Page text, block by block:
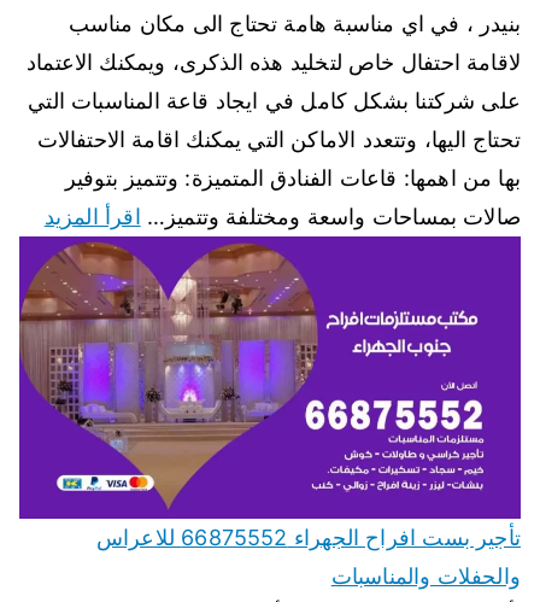
بنيدر ، في اي مناسبة هامة تحتاج الى مكان مناسب
لاقامة احتفال خاص لتخليد هذه الذكرى، ويمكنك الاعتماد
على شركتنا بشكل كامل في ايجاد قاعة المناسبات التي
تحتاج اليها، وتتعدد الاماكن التي يمكنك اقامة الاحتفالات
بها من اهمها: قاعات الفنادق المتميزة: وتتميز بتوفير
صالات بمساحات واسعة ومختلفة وتتميز… اقرأ المزيد
تأجير بست افراح الجهراء 66875552 للاعراس
والحفلات والمناسبات